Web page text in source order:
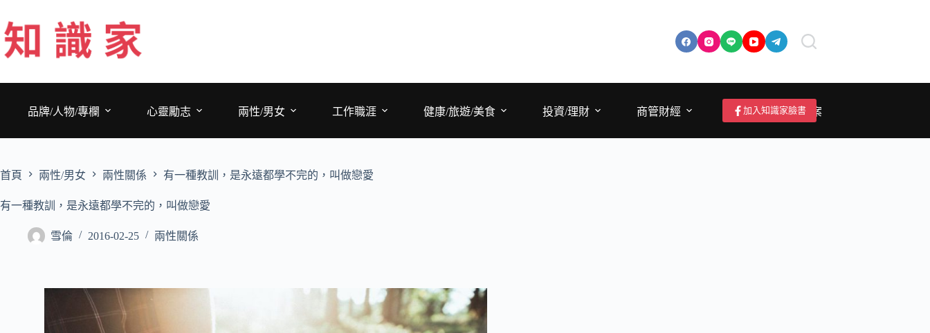
至
主
要
品牌/人物/專欄
心靈勵志 兩性/男女 工作職涯 健康/旅遊/美食 投資/理財 商管財經 成為作者/投稿/提案
加入知識家臉書
首頁 兩性/男女 兩性關係 有一種教訓，是永遠都學不完的，叫做戀愛
有一種教訓，是永遠都學不完的，叫做戀愛
雪倫 2016-02-25 兩性關係